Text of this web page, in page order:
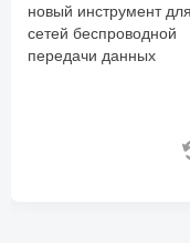
новый инструмент для
сетей беспроводной
передачи данных